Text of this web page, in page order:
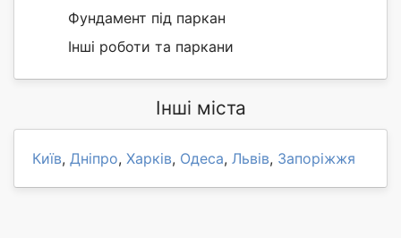
Фундамент під паркан
Інші роботи та паркани
Інші міста
Київ, Дніпро, Харків, Одеса, Львів, Запоріжжя